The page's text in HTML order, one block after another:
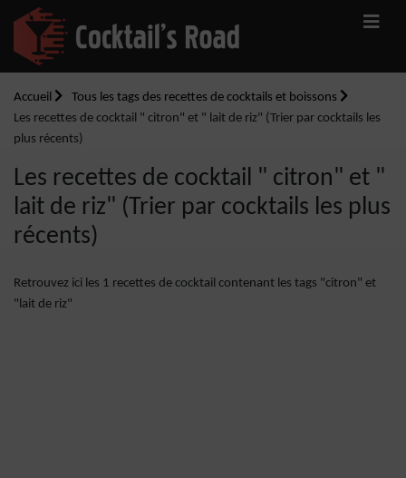
Accueil
Tous les tags des recettes de cocktails et boissons
Les recettes de cocktail " citron" et " lait de riz" (Trier par cocktails les
plus récents)
Les recettes de cocktail " citron" et "
lait de riz" (Trier par cocktails les plus
récents)
Retrouvez ici les 1 recettes de cocktail contenant les tags "citron" et
"lait de riz"